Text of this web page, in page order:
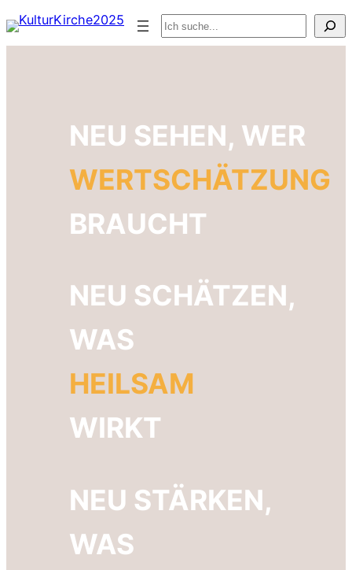
Zum
Inhalt
Suchen
NEU SEHEN, WER
WERTSCHÄTZUNG
BRAUCHT
NEU SCHÄTZEN,
WAS
HEILSAM
WIRKT
NEU STÄRKEN,
WAS